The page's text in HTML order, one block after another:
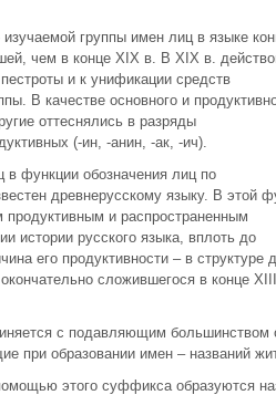
группы имен лиц в языке
чем в конце XIX в. В XIX в.
и к унификации средств
В качестве основного и
оттеснялись в разряды
(-ин, -анин, -ак, -ич).
в функции обозначения лиц по
древнерусскому языку. В этой
и распространенным
истории русского языка, вплоть до
его продуктивности – в структуре
сложившегося в конце
с подавляющим большинством
при образовании имен – названий
этого суффикса образуются